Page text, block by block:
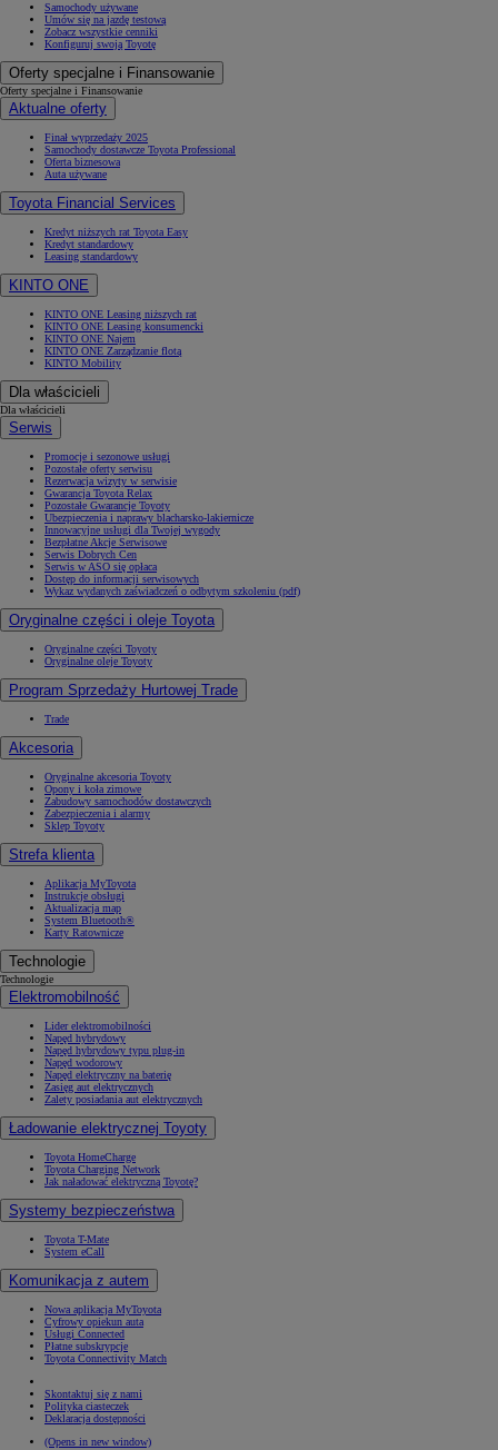
Samochody używane
Umów się na jazdę testową
Zobacz wszystkie cenniki
Konfiguruj swoją Toyotę
Oferty specjalne i Finansowanie
Oferty specjalne i Finansowanie
Aktualne oferty
Finał wyprzedaży 2025
Samochody dostawcze Toyota Professional
Oferta biznesowa
Auta używane
Toyota Financial Services
Kredyt niższych rat Toyota Easy
Kredyt standardowy
Leasing standardowy
KINTO ONE
KINTO ONE Leasing niższych rat
KINTO ONE Leasing konsumencki
KINTO ONE Najem
KINTO ONE Zarządzanie flotą
KINTO Mobility
Dla właścicieli
Dla właścicieli
Serwis
Promocje i sezonowe usługi
Pozostałe oferty serwisu
Rezerwacja wizyty w serwisie
Gwarancja Toyota Relax
Pozostałe Gwarancje Toyoty
Ubezpieczenia i naprawy blacharsko-lakiernicze
Innowacyjne usługi dla Twojej wygody
Bezpłatne Akcje Serwisowe
Serwis Dobrych Cen
Serwis w ASO się opłaca
Dostęp do informacji serwisowych
Wykaz wydanych zaświadczeń o odbytym szkoleniu (pdf)
Oryginalne części i oleje Toyota
Oryginalne części Toyoty
Oryginalne oleje Toyoty
Program Sprzedaży Hurtowej Trade
Trade
Akcesoria
Oryginalne akcesoria Toyoty
Opony i koła zimowe
Zabudowy samochodów dostawczych
Zabezpieczenia i alarmy
Sklep Toyoty
Strefa klienta
Aplikacja MyToyota
Instrukcje obsługi
Aktualizacja map
System Bluetooth®
Karty Ratownicze
Technologie
Technologie
Elektromobilność
Lider elektromobilności
Napęd hybrydowy
Napęd hybrydowy typu plug-in
Napęd wodorowy
Napęd elektryczny na baterię
Zasięg aut elektrycznych
Zalety posiadania aut elektrycznych
Ładowanie elektrycznej Toyoty
Toyota HomeCharge
Toyota Charging Network
Jak naładować elektryczną Toyotę?
Systemy bezpieczeństwa
Toyota T-Mate
System eCall
Komunikacja z autem
Nowa aplikacja MyToyota
Cyfrowy opiekun auta
Usługi Connected
Płatne subskrypcje
Toyota Connectivity Match
Skontaktuj się z nami
Polityka ciasteczek
Deklaracja dostępności
(Opens in new window)